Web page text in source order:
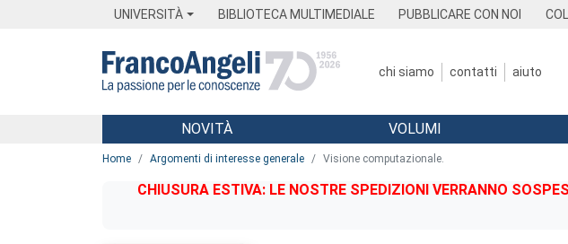
UNIVERSITÀ BIBLIOTECA MULTIMEDIALE PUBBLICARE CON NOI
chi siamo contatti aiuto
Menu
NOVITÀ VOLUMI
Home Argomenti di interesse generale Visione computazionale.
CHIUSURA ESTIVA: LE NOSTRE SPEDIZIONI VERRANNO